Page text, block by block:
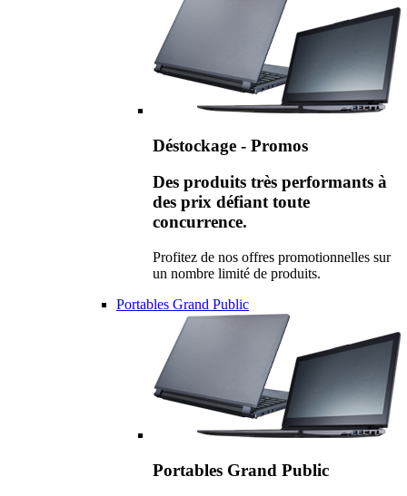
Déstockage - Promos
Des produits très performants à
des prix défiant toute
concurrence.
Profitez de nos offres promotionnelles sur
un nombre limité de produits.
Portables Grand Public
Portables Grand Public